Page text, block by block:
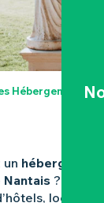
Hébergements
un hébergement
Nantais ?